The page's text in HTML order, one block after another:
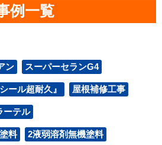
例一覧
ン スーパーセランG4
ール超耐久』 屋根補修工事
ーテル
料 2液弱溶剤無機塗料